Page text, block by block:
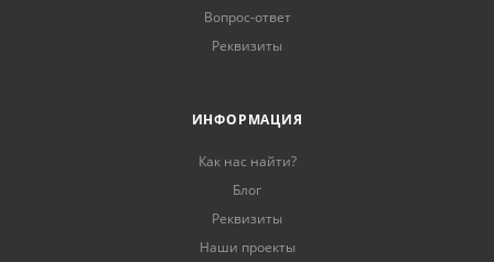
Вопрос-ответ
Реквизиты
ИНФОРМАЦИЯ
Как нас найти?
Блог
Реквизиты
Наши проекты